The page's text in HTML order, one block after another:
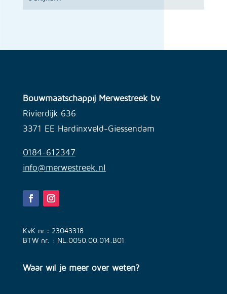
Bouwmaatschappij Merwestreek bv
Rivierdijk 636
3371 EE Hardinxveld-Giessendam
0184-612347
info@merwestreek.nl
KvK nr.: 23043318
BTW nr. : NL.0050.00.014.B01
Waar wil je meer over weten?